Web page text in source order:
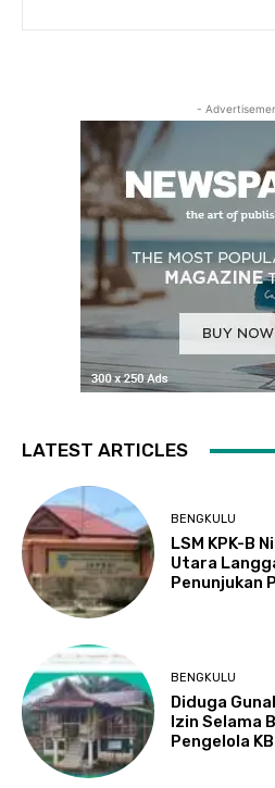
-
LATEST ARTICLES
BENGKULU
LSM KPK-B
Utara
Penunjukan
BENGKULU
Diduga
Izin Selama
Pengelola